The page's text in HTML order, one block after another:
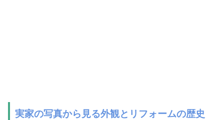
実家の写真から見る外観とリフォームの歴史